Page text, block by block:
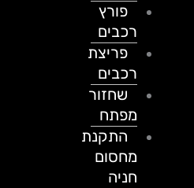
פורץ
רכבים
פריצת
רכבים
שחזור
מפתח
התקנת
מחסום
חניה